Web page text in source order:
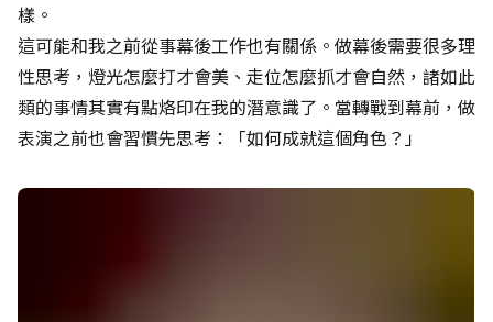
樣。
這可能和我之前從事幕後工作也有關係。做幕後需要很多理
性思考，燈光怎麼打才會美、走位怎麼抓才會自然，諸如此
類的事情其實有點烙印在我的潛意識了。當轉戰到幕前，做
表演之前也會習慣先思考：「如何成就這個角色？」